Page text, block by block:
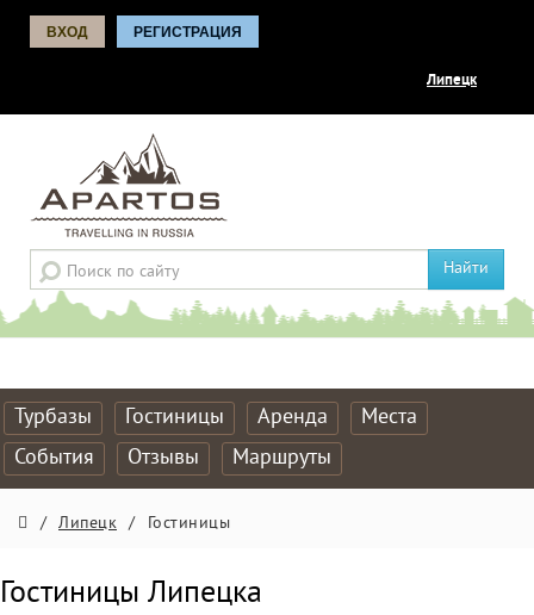
ВХОД РЕГИСТРАЦИЯ
Липецк
Найти
Турбазы Гостиницы Аренда
Места
События
Отзывы Маршруты
/ Липецк / Гостиницы
Гостиницы Липецка